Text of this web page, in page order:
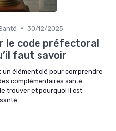
• 30/12/2025
le code préfectoral
faut savoir
élément clé pour comprendre
complémentaires santé.
trouver et pourquoi il est